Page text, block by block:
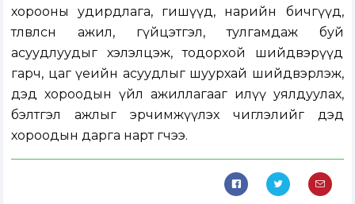
хорооны удирдлага, гишүүд, нарийн бичгүүд,
төлөвлөсөн ажил, гүйцэтгэл, тулгамдаж буй
асуудлуудыг хэлэлцэж, тодорхой шийдвэрүүд
гарч, цаг үеийн асуудлыг шуурхай шийдвэрлэж,
дэд хороодын үйл ажиллагааг илүү уялдуулах,
бэлтгэл ажлыг эрчимжүүлэх чиглэлийг дэд
хороодын дарга нарт өгчээ.